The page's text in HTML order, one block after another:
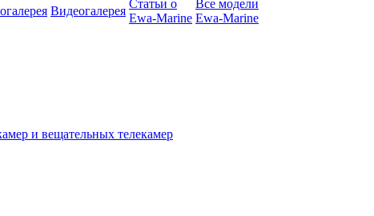
Видеогалерея
Статьи о
Ewa-Marine
Все модели
Ewa-Marine
и вещательных телекамер